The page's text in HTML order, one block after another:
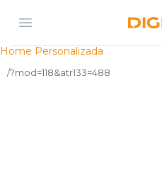
Open menu Digipix
Home Personalizada
/?mod=118&atr133=488